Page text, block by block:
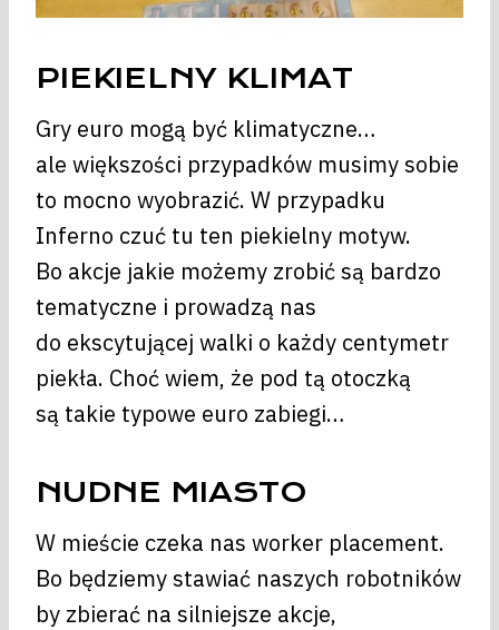
PIEKIELNY KLIMAT
Gry euro mogą być klimatyczne…
ale większości przypadków musimy sobie
to mocno wyobrazić. W przypadku
Inferno czuć tu ten piekielny motyw.
Bo akcje jakie możemy zrobić są bardzo
tematyczne i prowadzą nas
do ekscytującej walki o każdy centymetr
piekła. Choć wiem, że pod tą otoczką
są takie typowe euro zabiegi…
NUDNE MIASTO
W mieście czeka nas worker placement.
Bo będziemy stawiać naszych robotników
by zbierać na silniejsze akcje,